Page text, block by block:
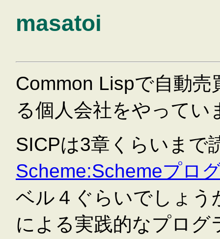
masatoi
Common Lispで自動
る個人会社をやってい
SICPは3章くらいまで
Scheme:Schemeプロ
ベル４ぐらいでしょう
による実践的なプロ